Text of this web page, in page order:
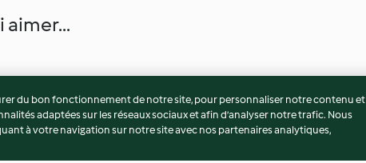
aimer...
du bon fonctionnement de notre site, pour personnaliser notre contenu et
adaptées sur les réseaux sociaux et afin d’analyser notre trafic. Nous
à votre navigation sur notre site avec nos partenaires analytiques,